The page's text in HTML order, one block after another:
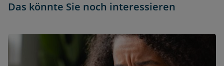
Das könnte Sie noch interessieren